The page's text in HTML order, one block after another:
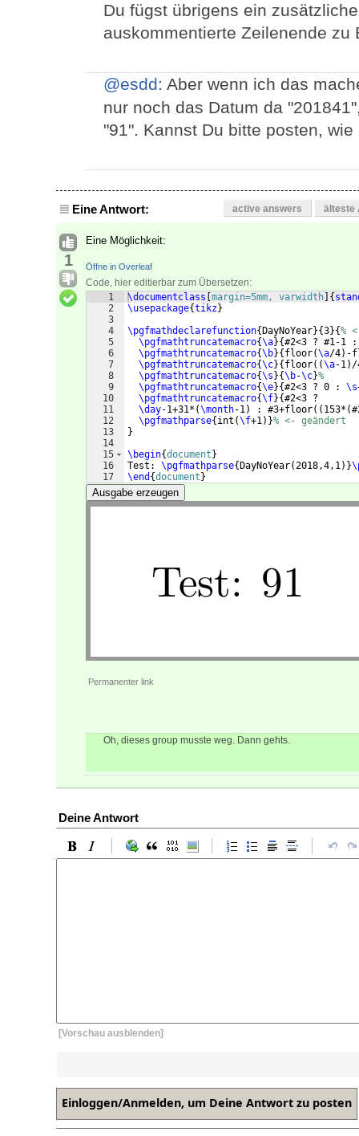
Du fügst übrigens ein
auskommentierte Zeilenende
@esdd: Aber wenn ich das
nur noch das Datum da
"91". Kannst Du bitte posten,
Eine Antwort: active answers älteste
1
Eine Möglichkeit:
Öffne in Overleaf
Code, hier editierbar zum Übersetzen:
1
2
3
4
5
6
7
8
9
10
11
12
13
14
15
16
17
\documentclass margin=5mm, varwidth {
\usepackage{tikz}
\pgfmathdeclarefunction{ DayNoYear}{3}{%
\pgfmathtruncatemacro{\a}{#2<3 ? #1-1
\pgfmathtruncatemacro{\b}{ floor(\a/4) -
\pgfmathtruncatemacro{\c}{ floor((\a-1) /
\pgfmathtruncatemacro{\s }{\b-\c}%
\pgfmathtruncatemacro{\e}{#2<3 ? 0 : \s
\pgfmathtruncatemacro{\f}{#2<3 ?
\day-1+31* (\month-1) : #3+floor(( 153* (
\pgfmathparse{ int (\f+1)}% <- geändert
}
\begin{document }
Test: \pgfmathparse{ DayNoYear(2018,4,1)}
\end {document }
Ausgabe erzeugen
Permanenter link
Oh, dieses group musste weg. Dann gehts.
Deine Antwort
[Vorschau ausblenden]